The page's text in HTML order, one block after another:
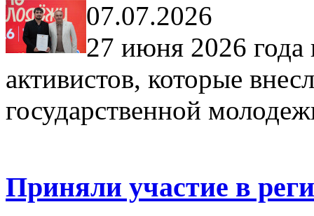
07.07.2026
27 июня 2026 года
активистов, которые
государственной
Приняли участие в